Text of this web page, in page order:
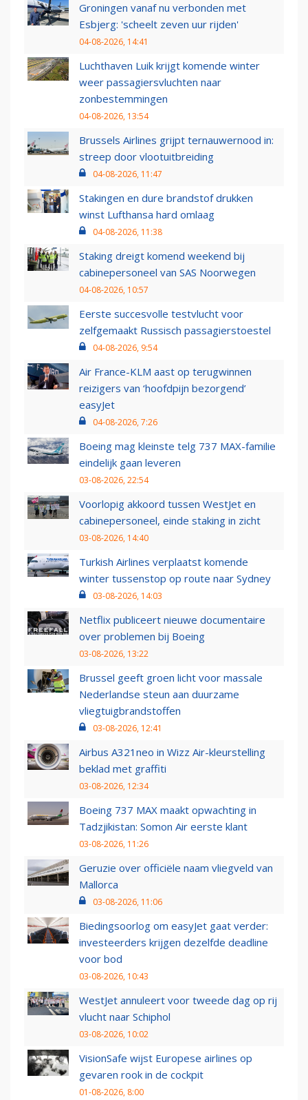
Groningen vanaf nu verbonden met
Esbjerg: 'scheelt zeven uur rijden'
04-08-2026, 14:41
Luchthaven Luik krijgt komende winter
weer passagiersvluchten naar
zonbestemmingen
04-08-2026, 13:54
Brussels Airlines grijpt ternauwernood in:
streep door vlootuitbreiding
04-08-2026, 11:47
Stakingen en dure brandstof drukken
winst Lufthansa hard omlaag
04-08-2026, 11:38
Staking dreigt komend weekend bij
cabinepersoneel van SAS Noorwegen
04-08-2026, 10:57
Eerste succesvolle testvlucht voor
zelfgemaakt Russisch passagierstoestel
04-08-2026, 9:54
Air France-KLM aast op terugwinnen
reizigers van ‘hoofdpijn bezorgend’
easyJet
04-08-2026, 7:26
Boeing mag kleinste telg 737 MAX-familie
eindelijk gaan leveren
03-08-2026, 22:54
Voorlopig akkoord tussen WestJet en
cabinepersoneel, einde staking in zicht
03-08-2026, 14:40
Turkish Airlines verplaatst komende
winter tussenstop op route naar Sydney
03-08-2026, 14:03
Netflix publiceert nieuwe documentaire
over problemen bij Boeing
03-08-2026, 13:22
Brussel geeft groen licht voor massale
Nederlandse steun aan duurzame
vliegtuigbrandstoffen
03-08-2026, 12:41
Airbus A321neo in Wizz Air-kleurstelling
beklad met graffiti
03-08-2026, 12:34
Boeing 737 MAX maakt opwachting in
Tadzjikistan: Somon Air eerste klant
03-08-2026, 11:26
Geruzie over officiële naam vliegveld van
Mallorca
03-08-2026, 11:06
Biedingsoorlog om easyJet gaat verder:
investeerders krijgen dezelfde deadline
voor bod
03-08-2026, 10:43
WestJet annuleert voor tweede dag op rij
vlucht naar Schiphol
03-08-2026, 10:02
VisionSafe wijst Europese airlines op
gevaren rook in de cockpit
01-08-2026, 8:00